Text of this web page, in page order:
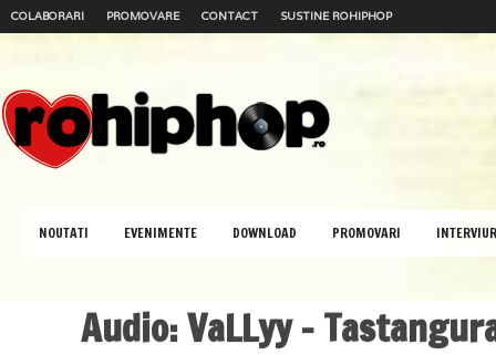
COLABORARI PROMOVARE CONTACT SUSTINE ROHIPHOP
NOUTATI EVENIMENTE DOWNLOAD PROMOVARI
Audio: VaLLyy –